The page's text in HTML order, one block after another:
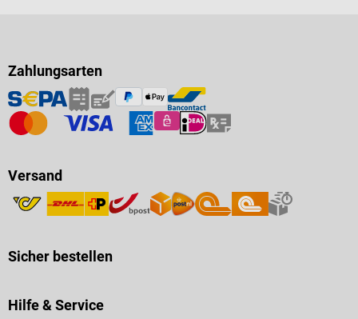
Zahlungsarten
Versand
Sicher bestellen
Hilfe & Service